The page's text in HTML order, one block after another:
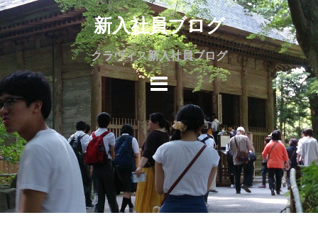
Skip
content
新入社員ブログ
クラヴィス新入社員ブログ